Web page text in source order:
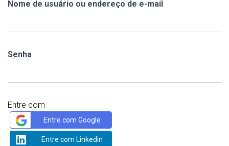
Nome de usuário ou endereço de e-mail
Senha
Entre com
Entre com Google
Entre com Linkedin